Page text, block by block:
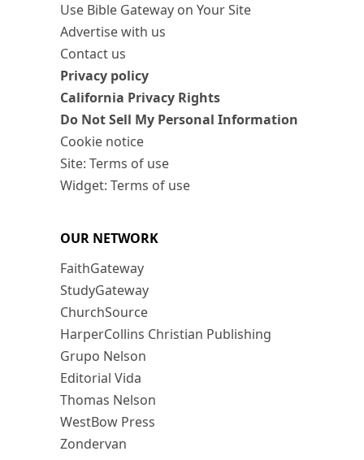
Use Bible Gateway on Your Site
Advertise with us
Contact us
Privacy policy
California Privacy Rights
Do Not Sell My Personal Information
Cookie notice
Site: Terms of use
Widget: Terms of use
OUR NETWORK
FaithGateway
StudyGateway
ChurchSource
HarperCollins Christian Publishing
Grupo Nelson
Editorial Vida
Thomas Nelson
WestBow Press
Zondervan